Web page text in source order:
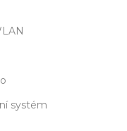
systém